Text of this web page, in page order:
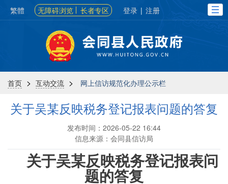
繁體 无障碍浏览 长者专区 登录 | 注册
首页 > 互动交流 > 网上信访规范化办理公示栏
关于吴某反映税务登记报表问题的答复
发布时间：2026-05-22 16:44
信息来源：会同县信访局
关于吴某反映税务登记报表问
题的答复